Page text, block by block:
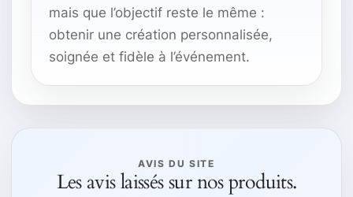
mais que l’objectif reste le même :
obtenir une création personnalisée,
soignée et fidèle à l’événement.
AVIS DU SITE
Les avis laissés sur nos produits.